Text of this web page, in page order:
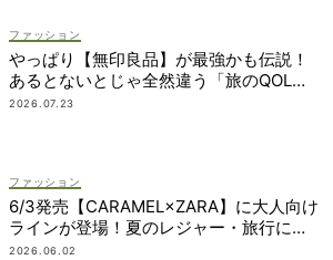
ファッション
やっぱり【無印良品】が最強かも伝説！
あるとないとじゃ全然違う「旅のQOL爆
上げアイテム」
2026.07.23
ファッション
6/3発売【CARAMEL×ZARA】に大人向け
ラインが登場！夏のレジャー・旅行にも
おすすめ
2026.06.02